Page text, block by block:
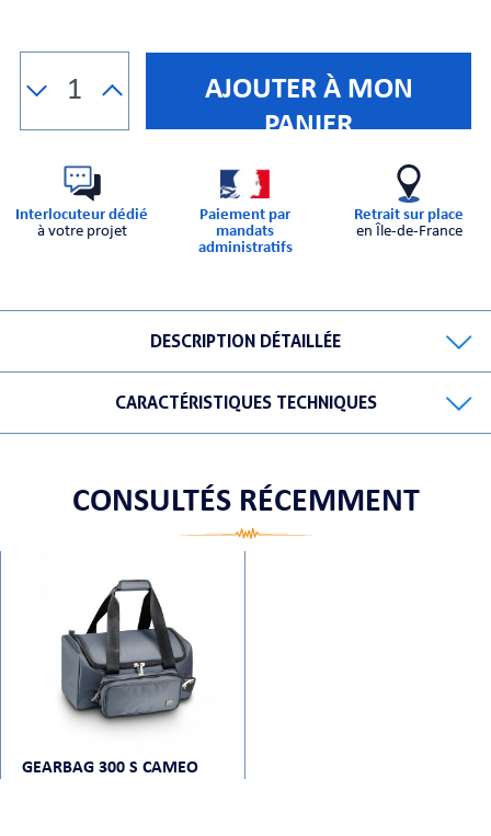
AJOUTER À MON
PANIER
Interlocuteur dédié
à votre projet
Paiement par
mandats
administratifs
Retrait sur place
en Île-de-France
DESCRIPTION DÉTAILLÉE
CARACTÉRISTIQUES TECHNIQUES
CONSULTÉS RÉCEMMENT
GEARBAG 300 S CAMEO